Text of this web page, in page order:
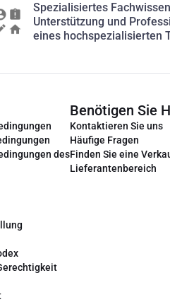
Spezialisiertes Fachwissen
Unterstützung und
eines hochspezialisierten
des
Benötigen Sie
Kontaktieren Sie uns
Häufige Fragen
Finden Sie eine
Lieferantenbereich